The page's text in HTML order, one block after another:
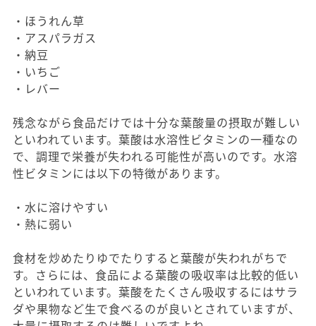
・ほうれん草
・アスパラガス
・納豆
・いちご
・レバー
残念ながら食品だけでは十分な葉酸量の摂取が難しい
といわれています。葉酸は水溶性ビタミンの一種なの
で、調理で栄養が失われる可能性が高いのです。水溶
性ビタミンには以下の特徴があります。
・水に溶けやすい
・熱に弱い
食材を炒めたりゆでたりすると葉酸が失われがちで
す。さらには、食品による葉酸の吸収率は比較的低い
といわれています。葉酸をたくさん吸収するにはサラ
ダや果物など生で食べるのが良いとされていますが、